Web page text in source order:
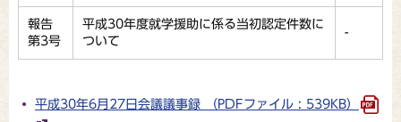
報告
第3号
平成30年度就学援助に係る当初認定件数に
ついて
-
平成30年6月27日会議議事録 （PDFファイル : 539KB）